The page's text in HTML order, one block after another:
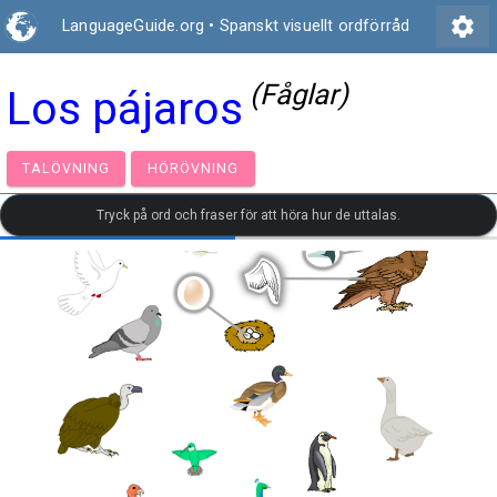
LanguageGuide.org • Spanskt visuellt ordförråd settings
Los pájaros (Fåglar)
TALÖVNING HÖRÖVNING
Tryck på ord och fraser för att höra hur de uttalas.